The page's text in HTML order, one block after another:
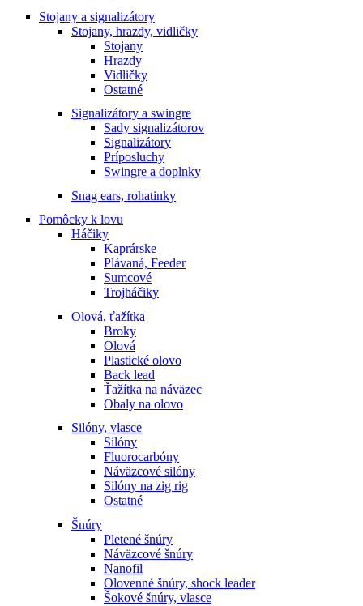
Stojany a signalizátory
Stojany, hrazdy, vidličky
Stojany
Hrazdy
Vidličky
Ostatné
Signalizátory a swingre
Sady signalizátorov
Signalizátory
Príposluchy
Swingre a doplnky
Snag ears, rohatinky
Pomôcky k lovu
Háčiky
Kaprárske
Plávaná, Feeder
Sumcové
Trojháčiky
Olová, ťažítka
Broky
Olová
Plastické olovo
Back lead
Ťažítka na náväzec
Obaly na olovo
Silóny, vlasce
Silóny
Fluorocarbóny
Náväzcové silóny
Silóny na zig rig
Ostatné
Šnúry
Pletené šnúry
Náväzcové šnúry
Nanofil
Olovenné šnúry, shock leader
Šokové šnúry, vlasce